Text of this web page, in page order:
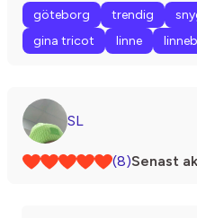
göteborg trendig
gina tricot
linne
SL
(8)Senast